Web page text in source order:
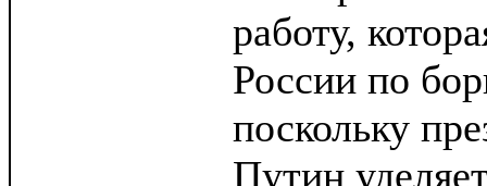
работу,
России по
поскольку
Путин